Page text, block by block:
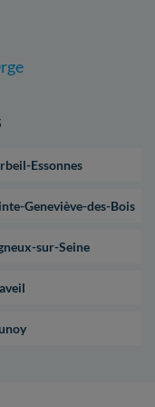
Essonnes
Geneviève-des-Bois
sur-Seine